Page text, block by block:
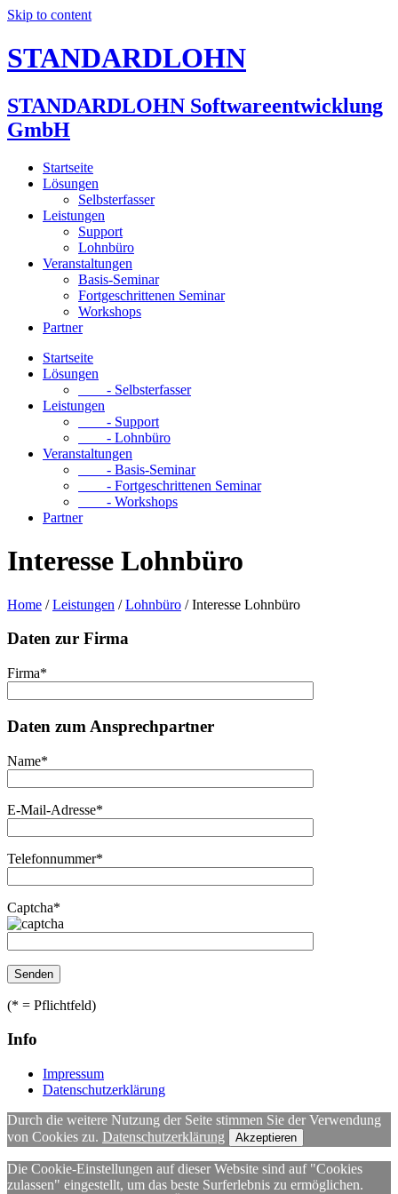
Skip to content
STANDARDLOHN
STANDARDLOHN Softwareentwicklung
GmbH
Startseite
Lösungen
Selbsterfasser
Leistungen
Support
Lohnbüro
Veranstaltungen
Basis-Seminar
Fortgeschrittenen Seminar
Workshops
Partner
Startseite
Lösungen
- Selbsterfasser
Leistungen
- Support
- Lohnbüro
Veranstaltungen
- Basis-Seminar
- Fortgeschrittenen Seminar
- Workshops
Partner
Interesse Lohnbüro
Home /Leistungen /Lohnbüro /Interesse Lohnbüro
Daten zur Firma
Firma*
Daten zum Ansprechpartner
Name*
E-Mail-Adresse*
Telefonnummer*
Captcha*
(* = Pflichtfeld)
Info
Impressum
Datenschutzerklärung
Durch die weitere Nutzung der Seite stimmen Sie der Verwendung
von Cookies zu. Datenschutzerklärung Akzeptieren
Die Cookie-Einstellungen auf dieser Website sind auf "Cookies
zulassen" eingestellt, um das beste Surferlebnis zu ermöglichen.